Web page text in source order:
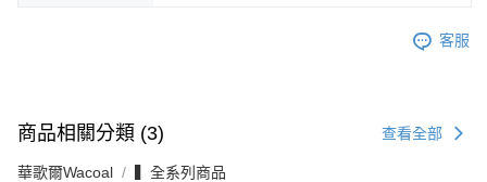
客服
商品相關分類 (3) 查看全部
華歌爾Wacoal ▍全系列商品